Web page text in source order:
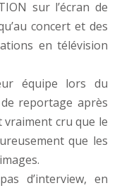
sur l’écran de
concert et des
en télévision
équipe lors du
reportage après
vraiment cru que le
que les
d’interview, en